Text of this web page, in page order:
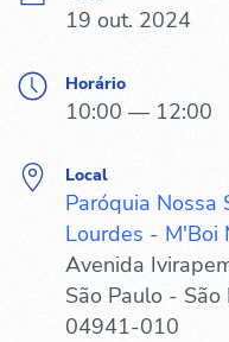
19 out. 2024
Horário
10:00 — 12:00
Local
Paróquia Nossa
Lourdes - M'Boi
Avenida
São Paulo - São
04941-010